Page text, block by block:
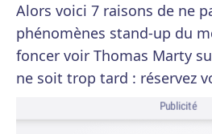
Alors voici 7 raisons de ne
phénomènes stand-up du
foncer voir Thomas Marty
ne soit trop tard : réservez
Publicité